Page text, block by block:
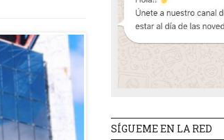
SÍGUEME EN LA RED